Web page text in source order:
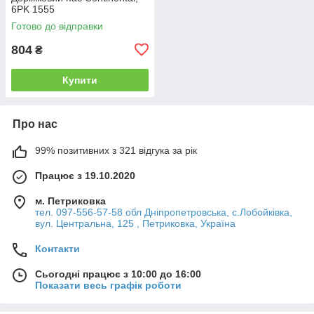
6PK 1555
Готово до відправки
804 ₴
Купити
Про нас
99% позитивних з 321 відгука за рік
Працює з 19.10.2020
м. Петриковка
тел. 097-556-57-58 обл Дніпропетровська, с.Лобойківка,
вул. Центральна, 125 , Петриковка, Україна
Контакти
Сьогодні працює з 10:00 до 16:00
Показати весь графік роботи